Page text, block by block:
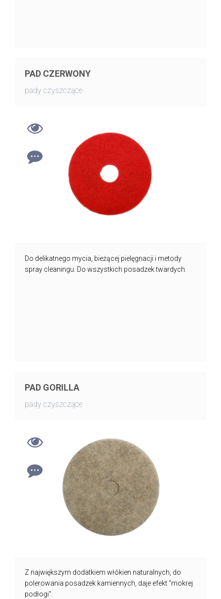
PAD CZERWONY
pady czyszczące
Do delikatnego mycia, bieżącej pielęgnacji i metody
spray cleaningu. Do wszystkich posadzek twardych.
PAD GORILLA
pady czyszczące
Z największym dodatkiem włókien naturalnych, do
polerowania posadzek kamiennych, daje efekt "mokrej
podłogi".